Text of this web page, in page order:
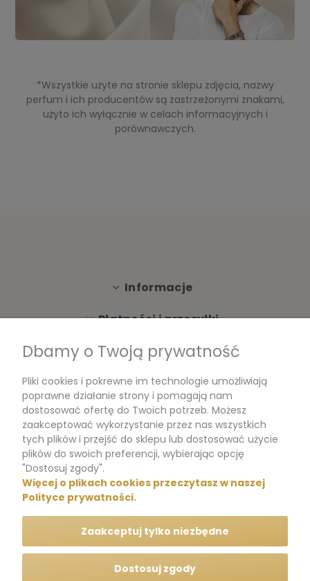
*Wszystkie użyte na stronie sklepu zdjęcia, nazwy
perfum i ich producentów są zastrzeżonymi znakami,
użyto ich wyłącznie w celach informacyjnych i
porównawczych.
Informacje
Płatności i przesyłki
Moje konto
Dokumenty
m.me/perfumikpl
+48 570 704 000
+48 570 704 444
Dbamy o Twoją prywatność
Pliki cookies i pokrewne im technologie umożliwiają
poprawne działanie strony i pomagają nam
dostosować ofertę do Twoich potrzeb. Możesz
zaakceptować wykorzystanie przez nas wszystkich
tych plików i przejść do sklepu lub dostosować użycie
plików do swoich preferencji, wybierając opcję
"Dostosuj zgody".
Więcej o plikach cookies przeczytasz w naszej
Polityce prywatności.
Zaakceptuj tylko niezbędne
Dostosuj zgody